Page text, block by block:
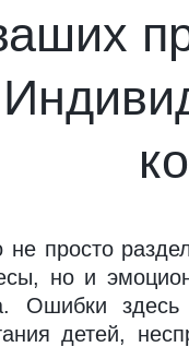
просто
но и
Ошибки
детей,